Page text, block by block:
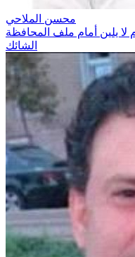
محسن الملاحي
يلين أمام ملف المحافظة
الشائك